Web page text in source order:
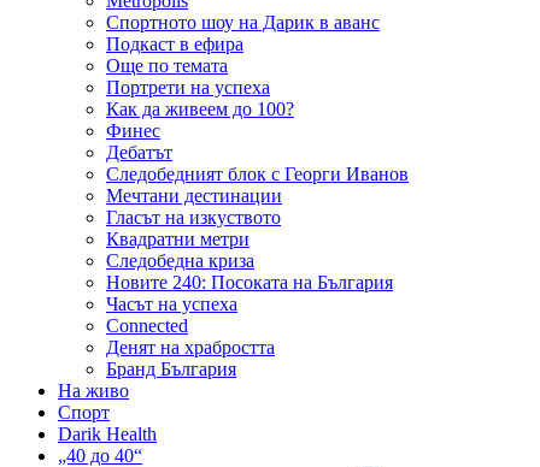
Спортното шоу на Дарик в аванс
Подкаст в ефира
Още по темата
Портрети на успеха
Как да живеем до 100?
Финес
Дебатът
Следобедният блок с Георги Иванов
Мечтани дестинации
Гласът на изкуството
Квадратни метри
Следобедна криза
Новите 240: Посоката на България
Часът на успеха
Connected
Денят на храбростта
Бранд България
На живо
Спорт
Darik Health
„40 до 40“